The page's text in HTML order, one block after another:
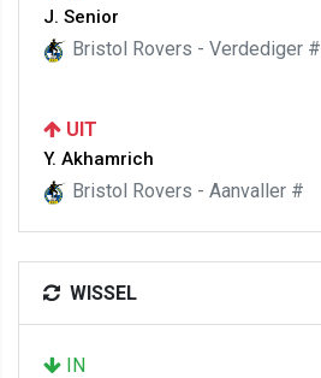
J. Senior
Bristol Rovers - Verdediger #
UIT
Y. Akhamrich
Bristol Rovers - Aanvaller #
WISSEL
IN